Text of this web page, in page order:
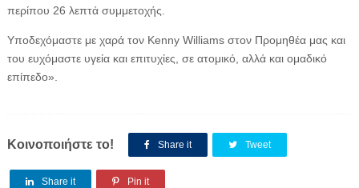
περίπου 26 λεπτά συμμετοχής.
Υποδεχόμαστε με χαρά τον Kenny Williams στον Προμηθέα μας και
του ευχόμαστε υγεία και επιτυχίες, σε ατομικό, αλλά και ομαδικό
επίπεδο».
Κοινοποιήστε το! Share it Tweet
Share it Pin it